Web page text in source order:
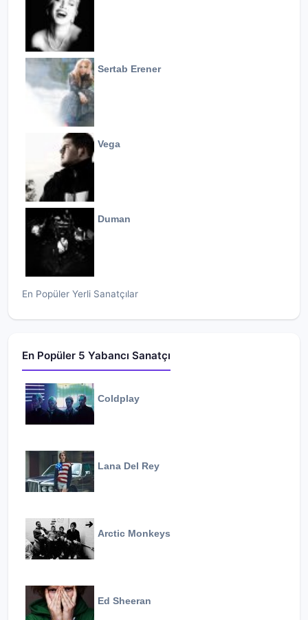
Sertab Erener
Vega
Duman
En Popüler Yerli Sanatçılar
En Popüler 5 Yabancı Sanatçı
Coldplay
Lana Del Rey
Arctic Monkeys
Ed Sheeran